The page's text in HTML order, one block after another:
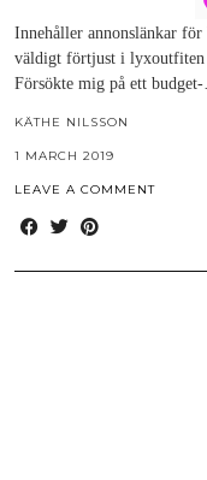
Innehåller annonslänkar
väldigt förtjust i lyxoutfiten
Försökte mig på ett
KÄTHE NILSSON
1 MARCH 2019
LEAVE A COMMENT